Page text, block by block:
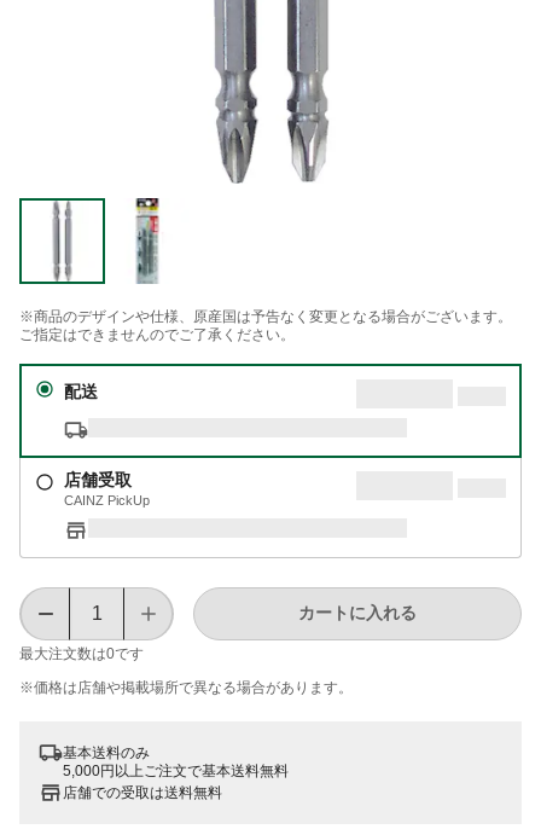
※商品のデザインや仕様、原産国は予告なく変更となる場合がございます。
ご指定はできませんのでご了承ください。
配送
店舗受取
CAINZ PickUp
最大注文数は0です
カートに入れる
※価格は​店舗や​掲載場所で​異なる​場合が​あります。
基本送料のみ
5,000円以上ご注文で基本送料無料
店舗での受取は送料無料